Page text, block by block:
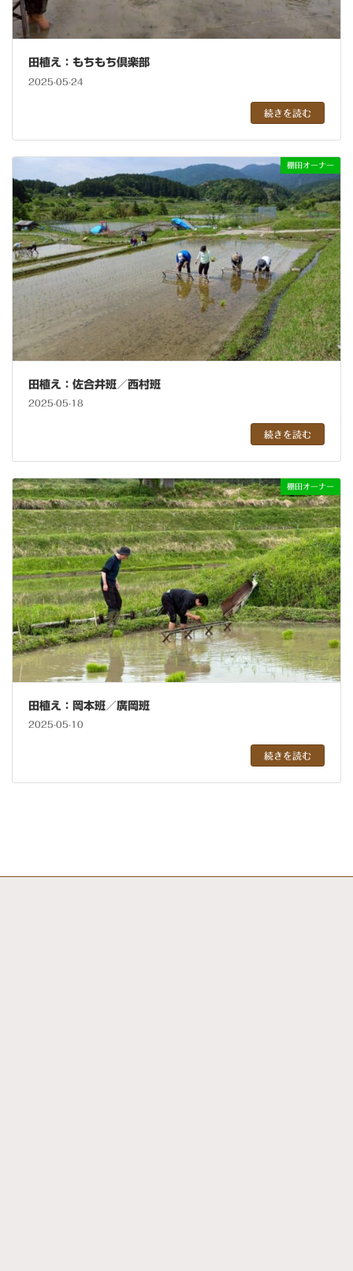
田植え：もちもち倶楽部
2025-05-24
続きを読む
棚田オーナー
田植え：佐合井班／西村班
2025-05-18
続きを読む
棚田オーナー
田植え：岡本班／廣岡班
2025-05-10
続きを読む